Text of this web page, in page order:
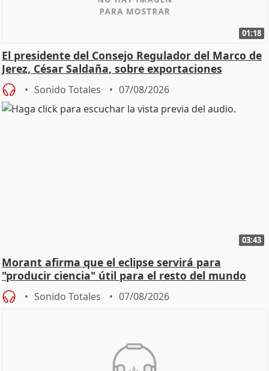
01:18
El presidente del Consejo Regulador del Marco de
Jerez, César Saldaña, sobre exportaciones
Sonido Totales 07/08/2026
03:43
Morant afirma que el eclipse servirá para
"producir ciencia" útil para el resto del mundo
Sonido Totales 07/08/2026